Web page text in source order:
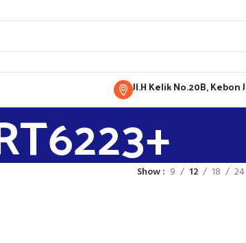
Jl.H Kelik No.20B, Kebon
Show 9 12 18 24